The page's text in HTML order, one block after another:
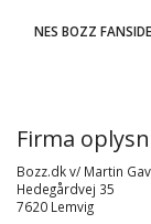
NES BOZZ FANSIDE
Firma
Bozz.dk v/ Martin
Hedegårdvej 35
7620 Lemvig